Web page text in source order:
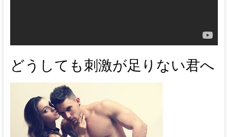
どうしても刺激が足りない君へ